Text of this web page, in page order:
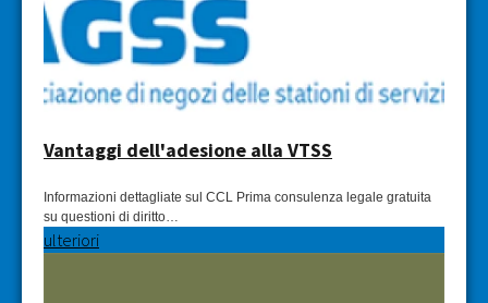
Vantaggi dell'adesione alla VTSS
Informazioni dettagliate sul CCL Prima consulenza legale gratuita
su questioni di diritto…
ulteriori